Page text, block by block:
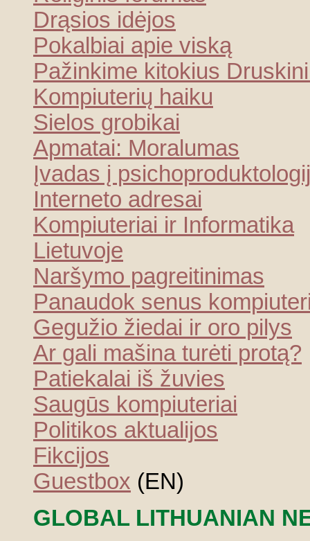
Drąsios idėjos
Pokalbiai apie viską
Pažinkime kitokius
Kompiuterių haiku
Sielos grobikai
Apmatai: Moralumas
Įvadas į
Interneto adresai
Kompiuteriai ir Informatika
Lietuvoje
Naršymo pagreitinimas
Panaudok senus
Gegužio žiedai ir oro pilys
Ar gali mašina turėti protą?
Patiekalai iš žuvies
Saugūs kompiuteriai
Politikos aktualijos
Fikcijos
Guestbox (EN)
GLOBAL LITHUANIAN